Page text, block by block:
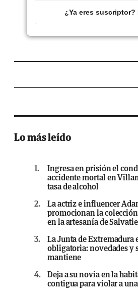
¿Ya eres
Lo más leído
1.
Ingresa en prisión el
accidente mortal en
tasa de alcohol
2.
La actriz e influencer
promocionan la
en la artesanía de
3.
La Junta de
obligatoria: novedades y
mantiene
4.
Deja a su novia en la
contigua para violar a